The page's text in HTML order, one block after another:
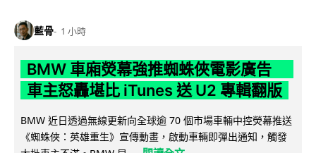
藍骨 1 小時
BMW 車廂熒幕強推蜘蛛俠電影廣告
車主怒轟堪比 iTunes 送 U2 專輯翻版
BMW 近日透過無線更新向全球逾 70 個市場車輛中控熒幕推送
《蜘蛛俠：英雄重生》宣傳動畫，啟動車輛即彈出通知，觸發